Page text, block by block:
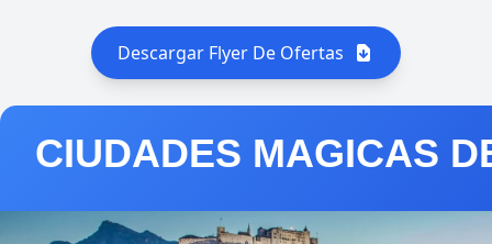
Descargar Flyer De Ofertas
CIUDADES MAGICAS